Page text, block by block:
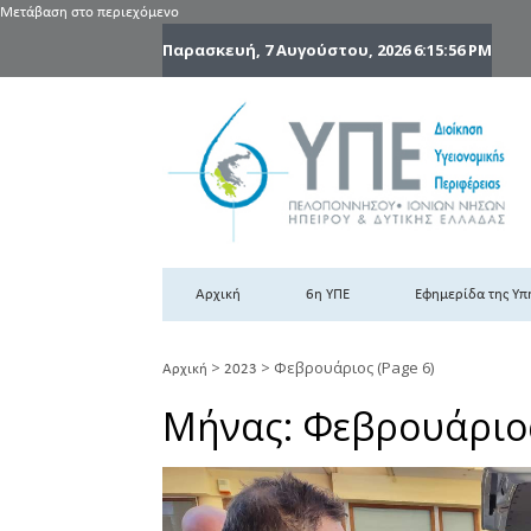
Μετάβαση στο περιεχόμενο
Παρασκευή, 7 Αυγούστου, 20266:15:57 PM
Αρχική 6η ΥΠΕ Εφημερίδα της
Αρχική > 2023 > Φεβρουάριος (Page 6)
Μήνας: